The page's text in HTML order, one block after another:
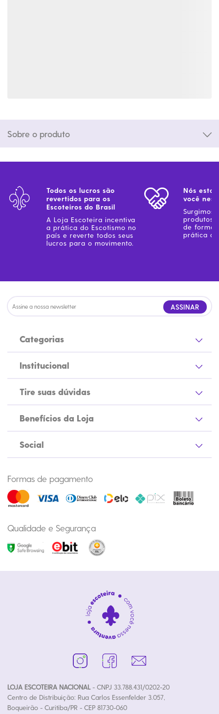
Sobre o produto
Todos os lucros são
revertidos para os
Escoteiros do Brasil
A Loja Escoteira incentiva
a prática do Escotismo no
país e reverte todos seus
lucros para o movimento.
Nós
você
Surgimos
produtos
de forma
prática
ASSINAR
Categorias
Institucional
Tire suas dúvidas
Benefícios da Loja
Social
Formas de pagamento
Qualidade e Segurança
LOJA ESCOTEIRA NACIONAL- CNPJ 33.788.431/0202-20
Centro de Distribuição: Rua Carlos Essenfelder 3.057,
Boqueirão - Curitiba/PR - CEP 81730-060